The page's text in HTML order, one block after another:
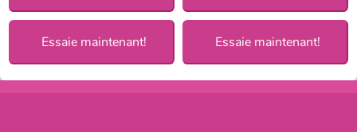
Essaie maintenant! Essaie maintenant!